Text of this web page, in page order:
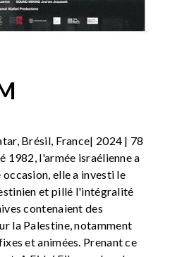
Brésil, France| 2024 | 78
1982, l'armée israélienne a
elle a investi le
et pillé l'intégralité
contenaient des
la Palestine, notamment
et animées. Prenant ce